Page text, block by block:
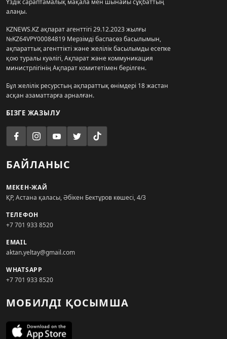
Үздік сараптамалық мақала мен шынайы сұқбаттың
алаңы.
KZNEWS.KZ ақпарат агенттігі 29.12.2023 жылғы
№KZ64VPY00084819 Мерзімді баспасөз басылымын,
ақпараттық агенттікті және желілік басылымды есепке
қою туралы куәлігі, Ақпарат және коммуникация
министрлігінің Ақпарат комитетімен берілген.
Бұл желілік ресурстың ақпараттық өнімдері 18 жастан
асқан азаматтарға арналған.
БІЗГЕ ЖАЗЫЛУ
БАЙЛАНЫС
МЕКЕН-ЖАЙ
ҚР, Астана қаласы, Әбікен Бектұров көшесі, 4/3
ТЕЛЕФОН
+7 701 933 8520
EMAIL
aktan.yeltay@gmail.com
WHATSAPP
+7 701 933 8520
МОБИЛДІ ҚОСЫМША